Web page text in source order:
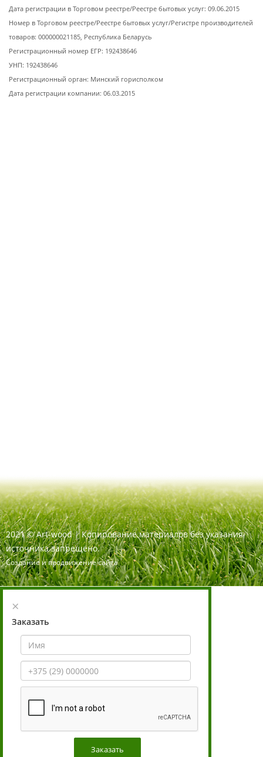
Дата регистрации в Торговом реестре/Реестре бытовых услуг: 09.06.2015
Номер в Торговом реестре/Реестре бытовых услуг/Регистре производителей
товаров: 000000021185, Республика Беларусь
Регистрационный номер ЕГР: 192438646
УНП: 192438646
Регистрационный орган: Минский горисполком
Дата регистрации компании: 06.03.2015
2021 ©Art-wood |Копирование материалов без указания
источника запрещено.
Создание и продвижение сайта
×
Заказать
Заказать